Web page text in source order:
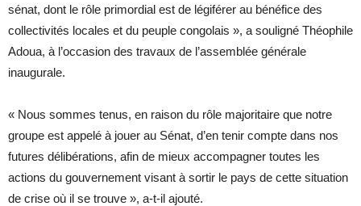
sénat, dont le rôle primordial est de légiférer au bénéfice des
collectivités locales et du peuple congolais », a souligné Théophile
Adoua, à l’occasion des travaux de l’assemblée générale
inaugurale.
« Nous sommes tenus, en raison du rôle majoritaire que notre
groupe est appelé à jouer au Sénat, d’en tenir compte dans nos
futures délibérations, afin de mieux accompagner toutes les
actions du gouvernement visant à sortir le pays de cette situation
de crise où il se trouve », a-t-il ajouté.